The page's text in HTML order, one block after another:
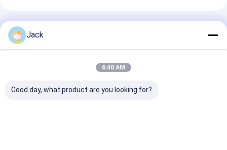
Empfohlene Produkte
Jack
6:40 AM
Good day, what product are you looking for?